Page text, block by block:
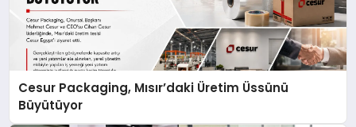
Cesur Packaging, Mısır’daki Üretim Üssünü
Büyütüyor